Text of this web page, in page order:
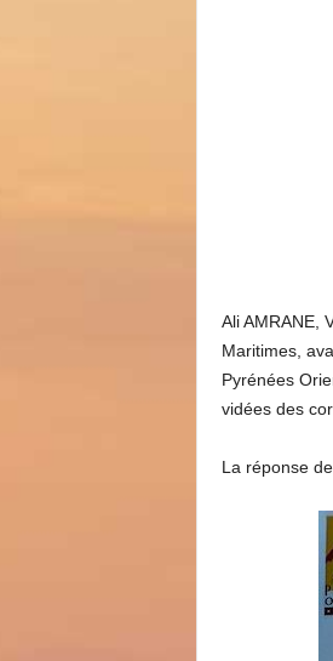
Ali AMRANE,
Maritimes,
Pyrénées
vidées des
La réponse